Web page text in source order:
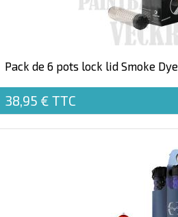
Pack de 6 pots lock lid Smoke Dye
38,95 € TTC